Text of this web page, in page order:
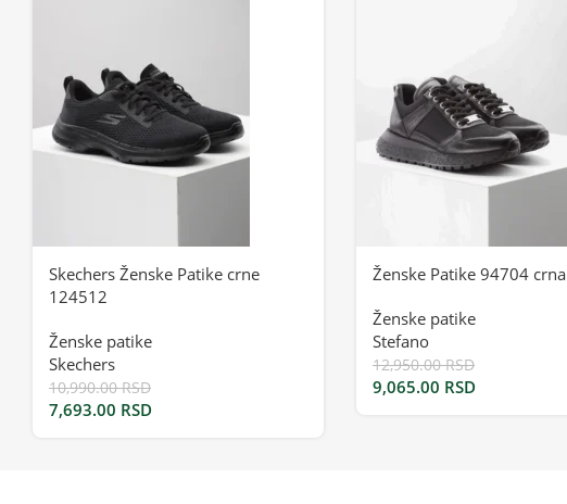
Skechers Ženske Patike crne
124512
Ženske patike
Skechers
10,990.00RSD
7,693.00 RSD
Ženske Patike 94704 crna
Ženske patike
Stefano
12,950.00RSD
9,065.00 RSD